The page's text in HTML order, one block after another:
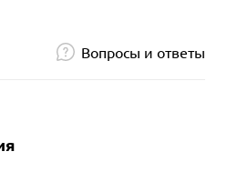
Вопросы и ответы